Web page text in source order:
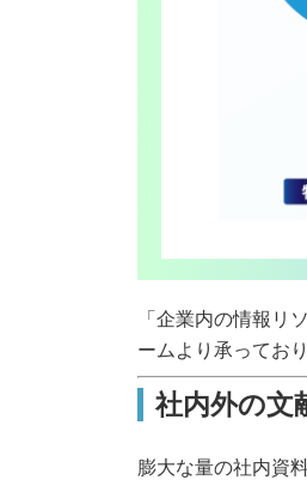
「企業内の情報リ
ームより承ってお
社内外の文
膨大な量の社内資